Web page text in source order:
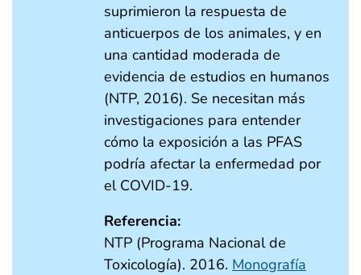
suprimieron la respuesta de
anticuerpos de los animales, y en
una cantidad moderada de
evidencia de estudios en humanos
(NTP, 2016). Se necesitan más
investigaciones para entender
cómo la exposición a las PFAS
podría afectar la enfermedad por
el COVID-19.
Referencia:
NTP (Programa Nacional de
Toxicología). 2016. Monografía